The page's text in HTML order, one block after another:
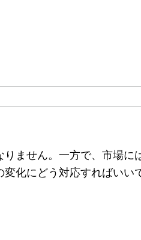
ません。一方で、市場に
化にどう対応すればいい